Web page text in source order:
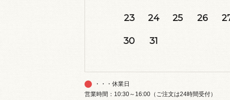
23 24 25 26
30 31
・・・休業日
営業時間：10:30～16:00（ご注文は24時間受付）